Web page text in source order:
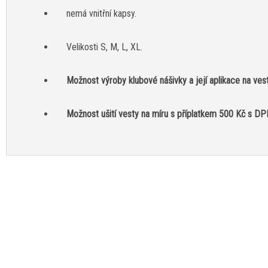
nemá vnitřní kapsy.
Velikosti S, M, L, XL.
Možnost výroby klubové nášivky a její aplikace na
Možnost ušití vesty na míru s příplatkem 500 Kč s